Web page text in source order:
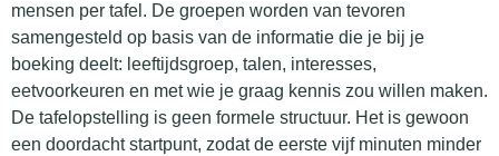
mensen per tafel. De groepen worden van tevoren
samengesteld op basis van de informatie die je bij je
boeking deelt: leeftijdsgroep, talen, interesses,
eetvoorkeuren en met wie je graag kennis zou willen maken.
De tafelopstelling is geen formele structuur. Het is gewoon
een doordacht startpunt, zodat de eerste vijf minuten minder